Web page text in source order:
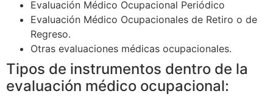
Evaluación Médico Ocupacional Periódico
Evaluación Médico Ocupacionales de Retiro o de
Regreso.
Otras evaluaciones médicas ocupacionales.
Tipos de instrumentos dentro de la
evaluación médico ocupacional: